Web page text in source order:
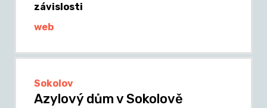
závislosti
web
Sokolov
Azylový dům v Sokolově